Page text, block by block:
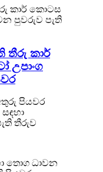
තීරු කාර්
උපාංග
පියවර
සඳහා
තීරුව